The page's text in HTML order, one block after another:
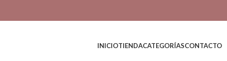
INICIOTIENDACATEGORÍASCONTACTO